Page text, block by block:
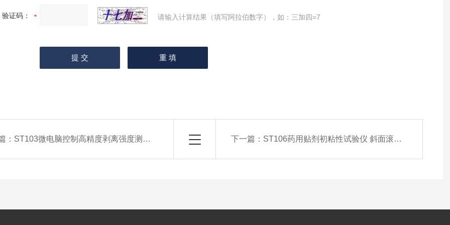
验证码： 请输入计算结果（填写阿拉伯数字），如：三加四=7
： ST103微电脑控制高精度剥离强度测试仪 下一篇： ST106药用贴剂初粘性试验仪 斜面滚球法